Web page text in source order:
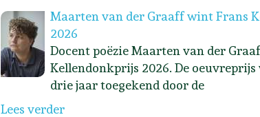
Maarten van der Graaff wint Frans
2026
Docent poëzie Maarten van der
Kellendonkprijs 2026. De oeuvreprijs
drie jaar toegekend door de
Lees verder